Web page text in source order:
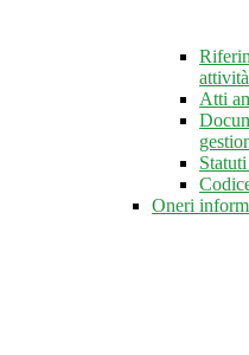
attività
Atti
Oneri